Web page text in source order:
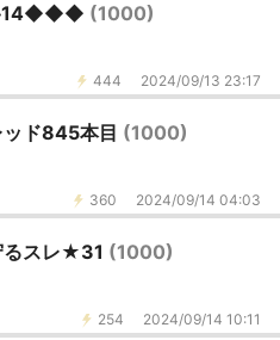
14◆◆◆ (1000)
444 2024/09/13 23:17
ド845本目 (1000)
360 2024/09/14 04:03
るスレ★31 (1000)
254 2024/09/14 10:11